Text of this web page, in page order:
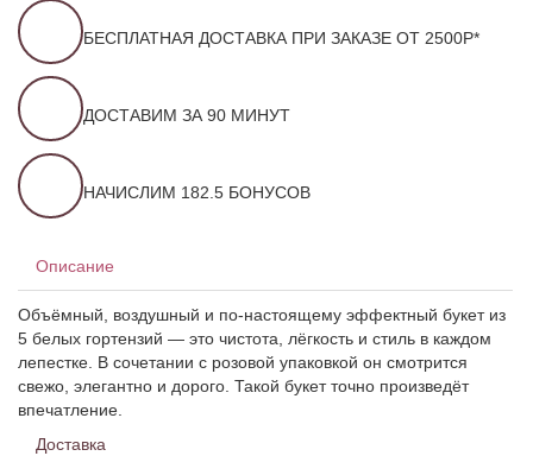
БЕСПЛАТНАЯ ДОСТАВКА ПРИ ЗАКАЗЕ ОТ 2500Р*
ДОСТАВИМ ЗА 90 МИНУТ
НАЧИСЛИМ 182.5 БОНУСОВ
Описание
Объёмный, воздушный и по-настоящему эффектный букет из
5 белых гортензий — это чистота, лёгкость и стиль в каждом
лепестке. В сочетании с розовой упаковкой он смотрится
свежо, элегантно и дорого. Такой букет точно произведёт
впечатление.
Доставка